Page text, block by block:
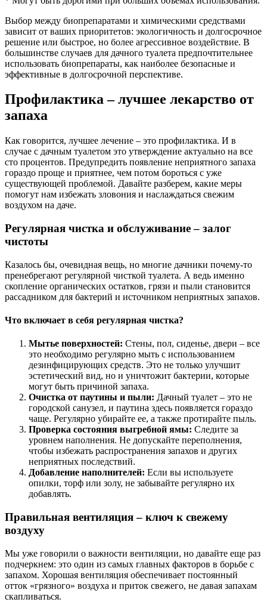
Выбор между биопрепаратами и химическими средствами
зависит от ваших приоритетов: экологичность и долгосрочное
решение или быстрое, но более агрессивное воздействие. В
большинстве случаев для дачного туалета предпочтительнее
использовать биопрепараты, как наиболее безопасные и
эффективные в долгосрочной перспективе.
Профилактика – лучшее лекарство от
запаха
Как говорится, лучшее лечение – это профилактика. И в
случае с дачным туалетом это утверждение актуально на все
сто процентов. Предупредить появление неприятного запаха
гораздо проще и приятнее, чем потом бороться с уже
существующей проблемой. Давайте разберем, какие меры
помогут нам избежать зловония и наслаждаться свежим
воздухом на даче.
Регулярная чистка и обслуживание – залог
чистоты
Казалось бы, очевидная вещь, но многие дачники почему-то
пренебрегают регулярной чисткой туалета. А ведь именно
скопление органических остатков, грязи и пыли становится
рассадником для бактерий и источником неприятных запахов.
Что включает в себя регулярная чистка?
Мытье поверхностей: Стены, пол, сиденье, двери – все
это необходимо регулярно мыть с использованием
дезинфицирующих средств. Это не только улучшит
эстетический вид, но и уничтожит бактерии, которые
могут быть причиной запаха.
Очистка от паутины и пыли: Дачный туалет – это не
городской санузел, и паутина здесь появляется гораздо
чаще. Регулярно убирайте ее, а также протирайте пыль.
Проверка состояния выгребной ямы: Следите за
уровнем наполнения. Не допускайте переполнения,
чтобы избежать распространения запахов и других
неприятных последствий.
Добавление наполнителей: Если вы используете
опилки, торф или золу, не забывайте регулярно их
добавлять.
Правильная вентиляция – ключ к свежему
воздуху
Мы уже говорили о важности вентиляции, но давайте еще раз
подчеркнем: это один из самых главных факторов в борьбе с
запахом. Хорошая вентиляция обеспечивает постоянный
отток «грязного» воздуха и приток свежего, не давая запахам
скапливаться.